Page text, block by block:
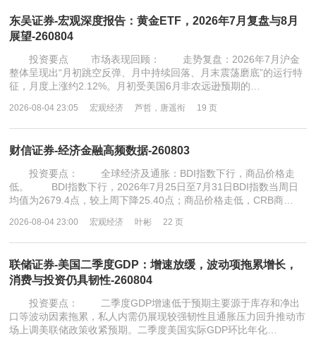
东吴证券-宏观深度报告：黄金ETF，2026年7月复盘与8月
展望-260804
投资要点 市场表现回顾： 走势复盘：2026年7月沪金
整体呈现出“月初跳空反弹、月中持续回落、月末震荡磨底”的运行特
征，月度上涨约2.12%。月初受美国6月非农远逊预期的…
2026-08-04 23:05 宏观经济 芦哲，唐遥衔 19 页
财信证券-经济金融高频数据-260803
投资要点： 全球经济及通胀：BDI指数下行，商品价格走
低。 BDI指数下行，2026年7月25日至7月31日BDI指数当周日
均值为2679.4点，较上周下降25.40点；商品价格走低，CRB商…
2026-08-04 23:00 宏观经济 叶彬 22 页
联储证券-美国二季度GDP：增速放缓，波动项拖累增长，
消费与投资仍具韧性-260804
投资要点： 二季度GDP增速低于预期主要源于库存和净出
口等波动因素拖累，私人内需仍展现较强韧性且通胀压力回升推动市
场上调美联储政策收紧预期。二季度美国实际GDP环比年化…